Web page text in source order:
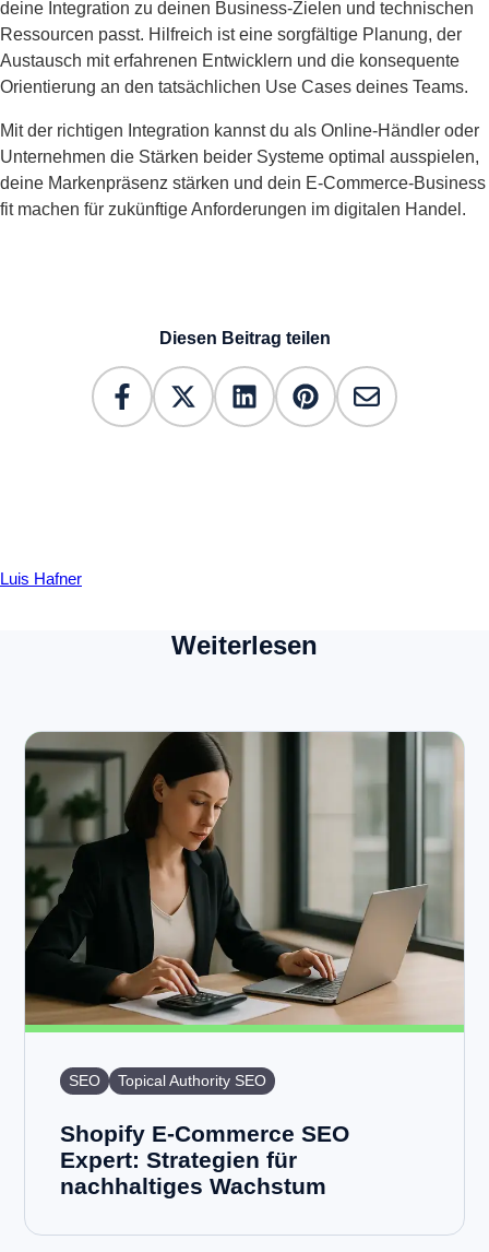
deine Integration zu deinen Business-Zielen und technischen
Ressourcen passt. Hilfreich ist eine sorgfältige Planung, der
Austausch mit erfahrenen Entwicklern und die konsequente
Orientierung an den tatsächlichen Use Cases deines Teams.
Mit der richtigen Integration kannst du als Online-Händler oder
Unternehmen die Stärken beider Systeme optimal ausspielen,
deine Markenpräsenz stärken und dein E-Commerce-Business
fit machen für zukünftige Anforderungen im digitalen Handel.
Diesen Beitrag teilen
Luis Hafner
Weiterlesen
SEO Topical Authority SEO
Shopify E-Commerce SEO
Expert: Strategien für
nachhaltiges Wachstum